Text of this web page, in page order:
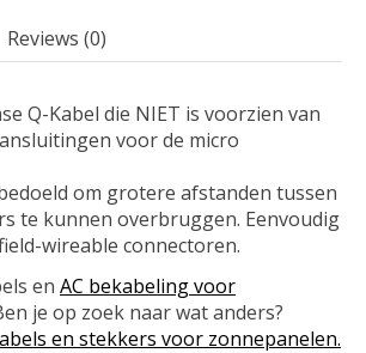
Reviews (0)
Q-Kabel die NIET is voorzien van
voor de micro
om grotere afstanden tussen
te kunnen overbruggen. Eenvoudig
wireable connectoren.
en AC bekabeling voor
je op zoek naar wat anders?
en stekkers voor zonnepanelen.